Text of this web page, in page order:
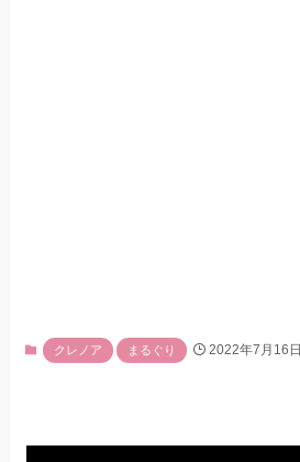
クレノア まるぐり 2022年7月16日